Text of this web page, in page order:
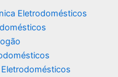
Eletrodomésticos